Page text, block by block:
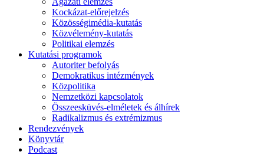
Kockázat-előrejelzés
Közösségimédia-kutatás
Közvélemény-kutatás
Politikai elemzés
Kutatási programok
Autoriter befolyás
Demokratikus intézmények
Közpolitika
Nemzetközi kapcsolatok
Összeesküvés-elméletek és álhírek
Radikalizmus és extrémizmus
Rendezvények
Könyvtár
Podcast